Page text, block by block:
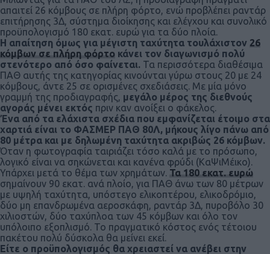
απαιτεί 26 κόμβους σε πλήρη φόρτο, ενώ προβλέπει ραντάρ
επιτήρησης 3Δ, σύστημα διοίκησης και ελέγχου και συνολικό
προϋπολογισμό 180 εκατ. ευρώ για τα δύο πλοία.
Η απαίτηση όμως για μέγιστη ταχύτητα τουλάχιστον 26
κόμβων σε πλήρη φόρτο κάνει τον διαγωνισμό πολύ
στενότερο από όσο φαίνεται. Τα περισσότερα διαθέσιμα
ΠΑΘ αυτής της κατηγορίας κινούνται γύρω στους 20 με 24
κόμβους, άντε 25 σε ορισμένες σχεδιάσεις. Με μία μόνο
γραμμή της προδιαγραφής, μεγάλο μέρος της διεθνούς
αγοράς μένει εκτός πριν καν ανοίξει ο φάκελος.
Ένα από τα ελάχιστα σχέδια που εμφανίζεται έτοιμο στα
χαρτιά είναι το ΦΑΣΜΕΡ ΠΑΘ 80Λ, μήκους λίγο πάνω από
80 μέτρα και με δηλωμένη ταχύτητα ακριβώς 26 κόμβων.
Όταν η φωτογραφία ταιριάζει τόσο καλά με το πρόσωπο,
λογικό είναι να σηκώνεται και κανένα φρύδι (ΚαΨιΜέικο).
Υπάρχει μετά το θέμα των χρημάτων. Τα 180 εκατ. ευρώ
σημαίνουν 90 εκατ. ανά πλοίο, για ΠΑΘ άνω των 80 μέτρων
με υψηλή ταχύτητα, υπόστεγο ελικοπτέρου, ελικοδρόμιο,
δύο μη επανδρωμένα αεροσκάφη, ραντάρ 3Δ, πυροβόλο 30
χιλιοστών, δύο ταχύπλοα των 45 κόμβων και όλο τον
υπόλοιπο εξοπλισμό. Το πραγματικό κόστος ενός τέτοιου
πακέτου πολύ δύσκολα θα μείνει εκεί.
Είτε ο προϋπολογισμός θα χρειαστεί να ανέβει στην